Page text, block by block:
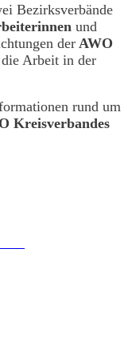
Bezirksverbände
und
der AWO
Arbeit in der
rund um
Kreisverbandes